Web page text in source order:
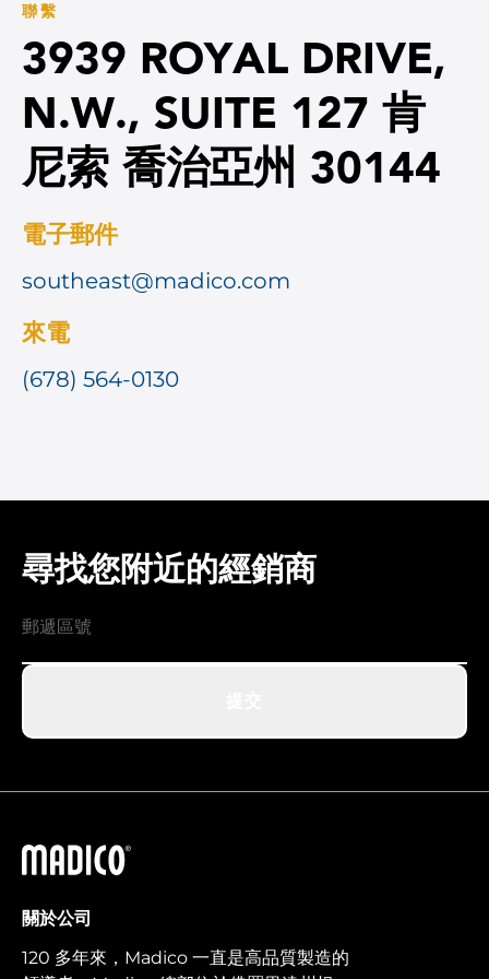
聯繫
3939 ROYAL DRIVE,
N.W., SUITE 127 肯
尼索 喬治亞州 30144
電子郵件
southeast@madico.com
來電
(678) 564-0130
尋找您附近的經銷商
馬迪科
關於公司
120 多年來，Madico 一直是高品質製造的